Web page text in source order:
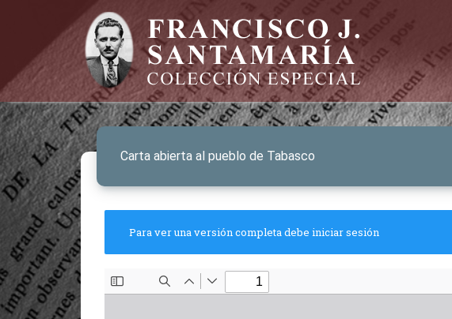
Carta abierta al pueblo de Tabasco
Para ver una versión completa debe iniciar sesión